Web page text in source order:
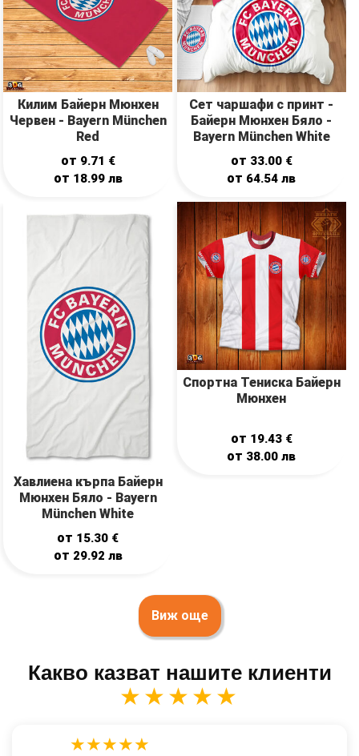
Килим Байерн Мюнхен
Червен - Bayern München
Red
от 9.71 €
от 18.99 лв
Сет чаршафи с принт -
Байерн Мюнхен Бяло -
Bayern München White
от 33.00 €
от 64.54лв
Хавлиена кърпа Байерн
Мюнхен Бяло - Bayern
München White
от 15.30 €
от 29.92 лв
Спортна Тениска Байерн
Мюнхен
от 19.43 €
от 38.00лв
Виж още
Какво казват нашите клиенти
★★★★★
★★★★★